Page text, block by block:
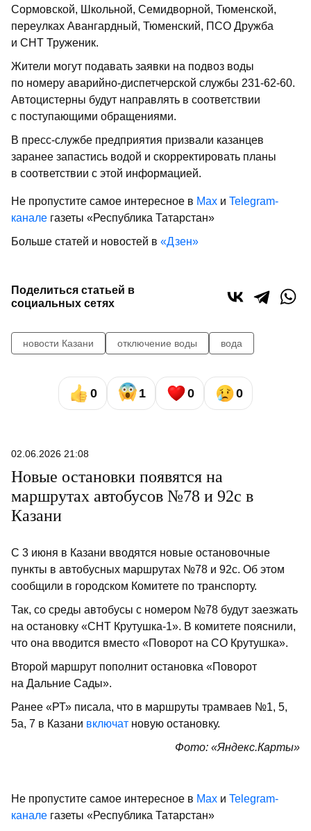
Сормовской, Школьной, Семидворной, Тюменской,
переулках Авангардный, Тюменский, ПСО Дружба
и СНТ Труженик.
Жители могут подавать заявки на подвоз воды
по номеру аварийно-диспетчерской службы 231-62-60.
Автоцистерны будут направлять в соответствии
с поступающими обращениями.
В пресс-службе предприятия призвали казанцев
заранее запастись водой и скорректировать планы
в соответствии с этой информацией.
Не пропустите самое интересное в Max и Telegram-
канале газеты «Республика Татарстан»
Больше статей и новостей в «Дзен»
Поделиться статьей в
социальных сетях
новости Казани отключение воды вода
0 1 0 0
02.06.2026 21:08
Новые остановки появятся на
маршрутах автобусов №78 и 92с в
Казани
С 3 июня в Казани вводятся новые остановочные
пункты в автобусных маршрутах №78 и 92с. Об этом
сообщили в городском Комитете по транспорту.
Так, со среды автобусы с номером №78 будут заезжать
на остановку «СНТ Крутушка-1». В комитете пояснили,
что она вводится вместо «Поворот на СО Крутушка».
Второй маршрут пополнит остановка «Поворот
на Дальние Сады».
Ранее «РТ» писала, что в маршруты трамваев №1, 5,
5а, 7 в Казани включат новую остановку.
Фото: «Яндекс.Карты»
Не пропустите самое интересное в Max и Telegram-
канале газеты «Республика Татарстан»